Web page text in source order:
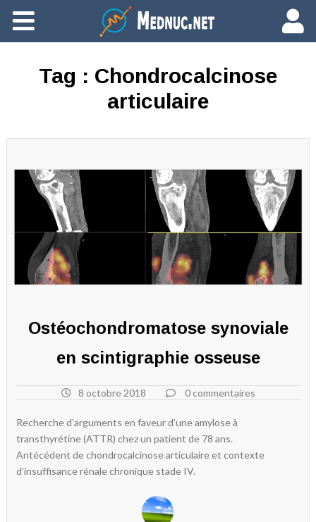
Ajouter du contenu
Tag : Chondrocalcinose
articulaire
Ostéochondromatose synoviale
en scintigraphie osseuse
8 octobre 2018 0 commentaires
Recherche d’arguments en faveur d’une amylose à
transthyrétine (ATTR) chez un patient de 78 ans.
Antécédent de chondrocalcinose articulaire et contexte
d’insuffisance rénale chronique stade IV.